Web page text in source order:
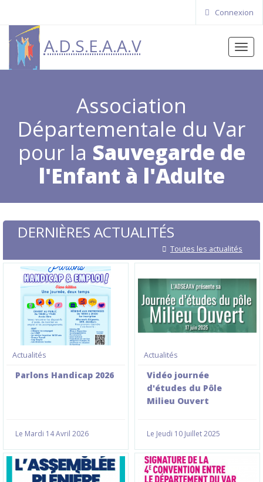
Connexion
A.D.S.E.A.A.V
Association
Départementale du Var
pour la Sauvegarde de
l'Enfant à l'Adulte
DERNIÈRES ACTUALITÉS
Toutes les actualités
Actualités
Parlons Handicap 2026
Le Mardi 14 Avril 2026
Actualités
Vidéo journée
d'études du Pôle
Milieu Ouvert
Le Jeudi 10 Juillet 2025